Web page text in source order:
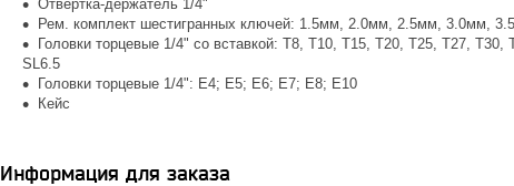
Отвертка-держатель 1/4"
Рем. комплект шестигранных ключей: 1.5мм, 2.0мм, 2.5мм, 3.0мм,
Головки торцевые 1/4" со вставкой: Т8, Т10, Т15, Т20, Т25, Т27,
SL6.5
Головки торцевые 1/4": E4; E5; E6; E7; E8; E10
Кейс
Информация для заказа